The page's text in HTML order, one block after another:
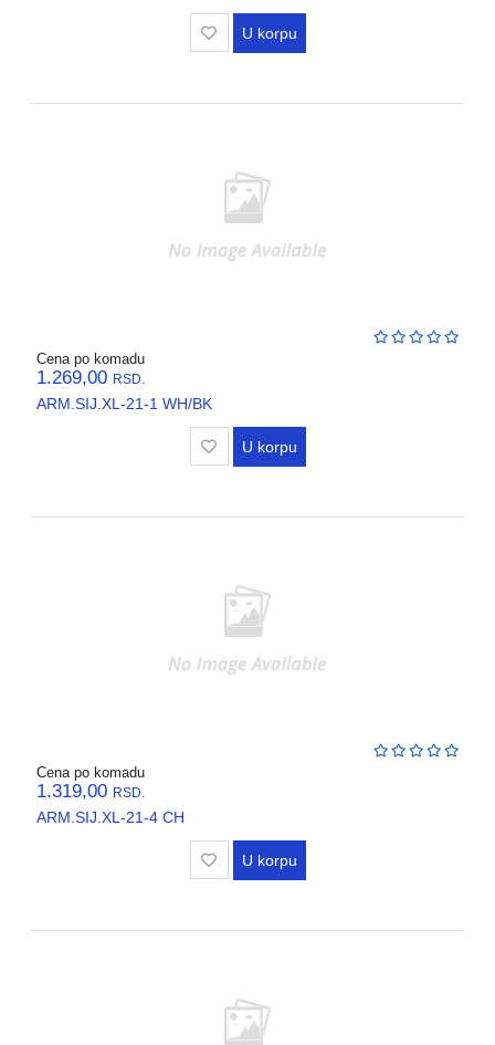
U korpu
Cena po komadu
1.269,00 RSD.
ARM.SIJ.XL-21-1 WH/BK
U korpu
Cena po komadu
1.319,00 RSD.
ARM.SIJ.XL-21-4 CH
U korpu